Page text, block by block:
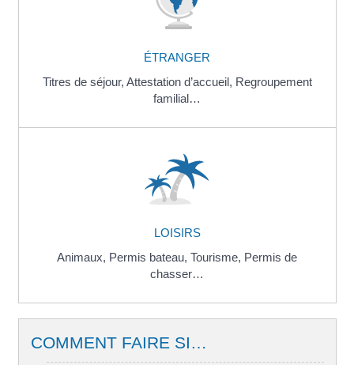
ÉTRANGER
Titres de séjour, Attestation d’accueil, Regroupement
familial…
LOISIRS
Animaux, Permis bateau, Tourisme, Permis de
chasser…
COMMENT FAIRE SI…